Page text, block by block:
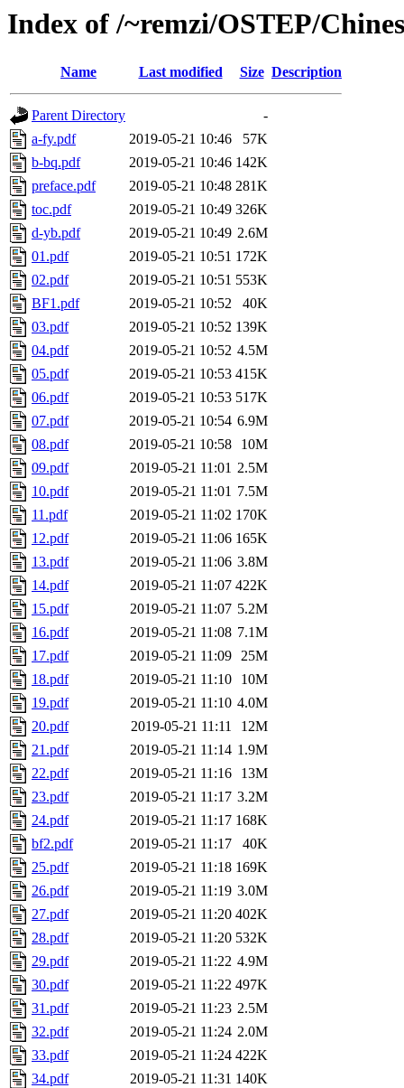
Index of /~remzi/OSTEP/
Name Last modified Size Description
Parent Directory
-
a-fy.pdf
2019-05-21 10:46
57K
b-bq.pdf
2019-05-21 10:46 142K
preface.pdf
2019-05-21 10:48 281K
toc.pdf
2019-05-21 10:49 326K
d-yb.pdf
2019-05-21 10:49 2.6M
01.pdf
2019-05-21 10:51 172K
02.pdf
2019-05-21 10:51 553K
BF1.pdf
2019-05-21 10:52
40K
03.pdf
2019-05-21 10:52 139K
04.pdf
2019-05-21 10:52 4.5M
05.pdf
2019-05-21 10:53 415K
06.pdf
2019-05-21 10:53 517K
07.pdf
2019-05-21 10:54 6.9M
08.pdf
2019-05-21 10:58
10M
09.pdf
2019-05-21 11:01 2.5M
10.pdf
2019-05-21 11:01 7.5M
11.pdf
2019-05-21 11:02 170K
12.pdf
2019-05-21 11:06 165K
13.pdf
2019-05-21 11:06 3.8M
14.pdf
2019-05-21 11:07 422K
15.pdf
2019-05-21 11:07 5.2M
16.pdf
2019-05-21 11:08 7.1M
17.pdf
2019-05-21 11:09 25M
18.pdf
2019-05-21 11:10
10M
19.pdf
2019-05-21 11:10 4.0M
20.pdf
2019-05-21 11:11
12M
21.pdf
2019-05-21 11:14 1.9M
22.pdf
2019-05-21 11:16
13M
23.pdf
2019-05-21 11:17 3.2M
24.pdf
2019-05-21 11:17 168K
bf2.pdf
2019-05-21 11:17
40K
25.pdf
2019-05-21 11:18 169K
26.pdf
2019-05-21 11:19 3.0M
27.pdf
2019-05-21 11:20 402K
28.pdf
2019-05-21 11:20 532K
29.pdf
2019-05-21 11:22 4.9M
30.pdf
2019-05-21 11:22 497K
31.pdf
2019-05-21 11:23 2.5M
32.pdf
2019-05-21 11:24 2.0M
33.pdf
2019-05-21 11:24 422K
34.pdf
2019-05-21 11:31 140K